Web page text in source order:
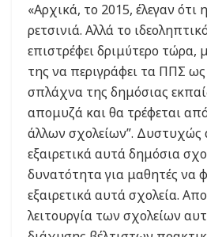
«Αρχικά, το 2015, έλεγαν ότι
ρετσινιά. Αλλά το
επιστρέφει δριμύτερο
της να περιγράφει τα ΠΠΣ
σπλάχνα της δημόσιας
απομυζά και θα τρέφεται
άλλων σχολείων”. Δυστυχώς
εξαιρετικά αυτά δημόσια
δυνατότητα για μαθητές να
εξαιρετικά αυτά σχολεία.
λειτουργία των σχολείων